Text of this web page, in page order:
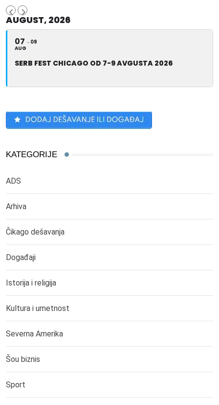
AUGUST, 2026
07
AUG
09
SERB FEST CHICAGO OD 7-9 AVGUSTA 2026
KATEGORIJE
ADS
Arhiva
Čikago dešavanja
Događaji
Istorija i religija
Kultura i umetnost
Severna Amerika
Šou biznis
Sport